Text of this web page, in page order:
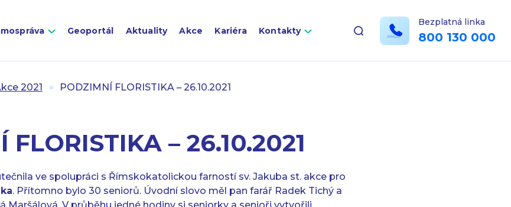
Geoportál Aktuality Akce Kariéra Kontakty
Bezplatná linka
800 130 000
2021 PODZIMNÍ FLORISTIKA – 26.10.2021
FLORISTIKA – 26.10.2021
ve spolupráci s Římskokatolickou farností sv. Jakuba st. akce pro
. Přítomno bylo 30 seniorů. Úvodní slovo měl pan farář Radek Tichý a